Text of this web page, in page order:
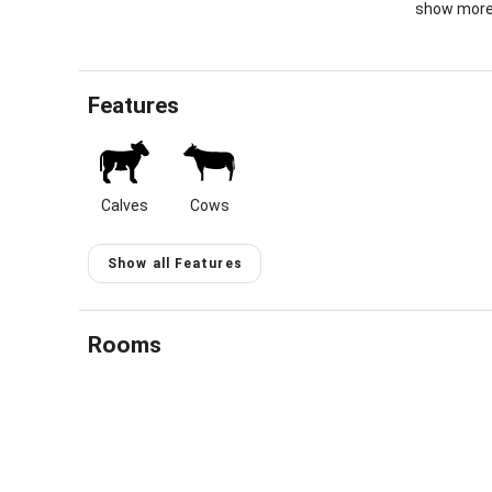
You can
Auf
oder
show more
Features
Calves Cows
Show all Features
Rooms